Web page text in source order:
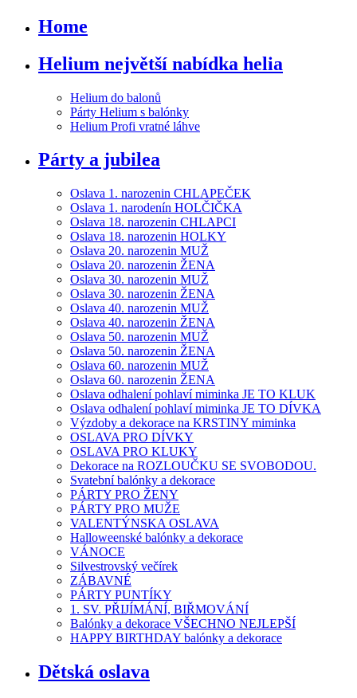
Home
Helium největší nabídka helia
Helium do balonů
Párty Helium s balónky
Helium Profi vratné láhve
Párty a jubilea
Oslava 1. narozenin CHLAPEČEK
Oslava 1. narodenín HOLČIČKA
Oslava 18. narozenin CHLAPCI
Oslava 18. narozenin HOLKY
Oslava 20. narozenin MUŽ
Oslava 20. narozenin ŽENA
Oslava 30. narozenin MUŽ
Oslava 30. narozenin ŽENA
Oslava 40. narozenin MUŽ
Oslava 40. narozenin ŽENA
Oslava 50. narozenin MUŽ
Oslava 50. narozenin ŽENA
Oslava 60. narozenin MUŽ
Oslava 60. narozenin ŽENA
Oslava odhalení pohlaví miminka JE TO KLUK
Oslava odhalení pohlaví miminka JE TO DÍVKA
Výzdoby a dekorace na KRSTINY miminka
OSLAVA PRO DÍVKY
OSLAVA PRO KLUKY
Dekorace na ROZLOUČKU SE SVOBODOU.
Svatební balónky a dekorace
PÁRTY PRO ŽENY
PÁRTY PRO MUŽE
VALENTÝNSKA OSLAVA
Halloweenské balónky a dekorace
VÁNOCE
Silvestrovský večírek
ZÁBAVNÉ
PÁRTY PUNTÍKY
1. SV. PŘIJÍMÁNÍ, BIŘMOVÁNÍ
Balónky a dekorace VŠECHNO NEJLEPŠÍ
HAPPY BIRTHDAY balónky a dekorace
Dětská oslava